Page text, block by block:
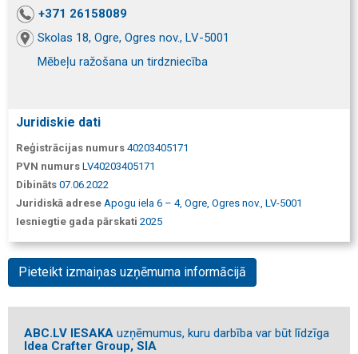
+371 26158089
Skolas 18, Ogre, Ogres nov., LV-5001
Mēbeļu ražošana un tirdzniecība
Juridiskie dati
Reģistrācijas numurs 40203405171
PVN numurs LV40203405171
Dibināts 07.06.2022
Juridiskā adrese Apogu iela 6 – 4, Ogre, Ogres nov., LV-5001
Iesniegtie gada pārskati 2025
Pieteikt izmaiņas uzņēmuma informācijā
ABC.LV IESAKA uzņēmumus, kuru darbība var būt līdzīga
Idea Crafter Group, SIA